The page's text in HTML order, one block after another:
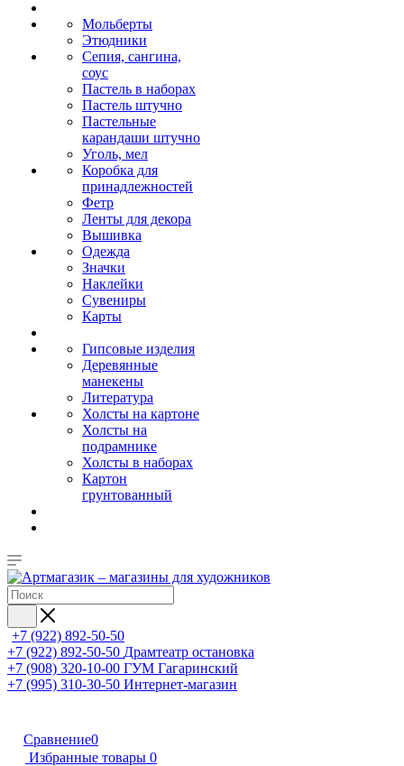
Мольберты
Этюдники
Сепия, сангина,
соус
Пастель в наборах
Пастель штучно
Пастельные
карандаши штучно
Уголь, мел
Коробка для
принадлежностей
Фетр
Ленты для декора
Вышивка
Одежда
Значки
Наклейки
Сувениры
Карты
Гипсовые изделия
Деревянные
манекены
Литература
Холсты на картоне
Холсты на
подрамнике
Холсты в наборах
Картон
грунтованный
+7 (922) 892-50-50
+7 (922) 892-50-50 Драмтеатр остановка
+7 (908) 320-10-00 ГУМ Гагаринский
+7 (995) 310-30-50 Интернет-магазин
Сравнение0
Избранные товары 0